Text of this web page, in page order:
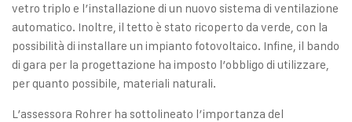
vetro triplo e l’installazione di un nuovo sistema di ventilazione
automatico. Inoltre, il tetto è stato ricoperto da verde, con la
possibilità di installare un impianto fotovoltaico. Infine, il bando
di gara per la progettazione ha imposto l’obbligo di utilizzare,
per quanto possibile, materiali naturali.
L’assessora Rohrer ha sottolineato l’importanza del